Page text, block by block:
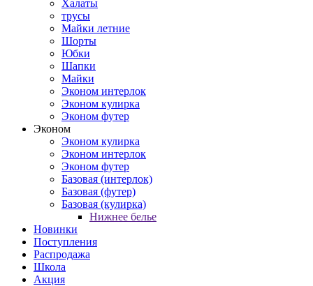
Халаты
трусы
Майки летние
Шорты
Юбки
Шапки
Майки
Эконом интерлок
Эконом кулирка
Эконом футер
Эконом
Эконом кулирка
Эконом интерлок
Эконом футер
Базовая (интерлок)
Базовая (футер)
Базовая (кулирка)
Нижнее белье
Новинки
Поступления
Распродажа
Школа
Акция